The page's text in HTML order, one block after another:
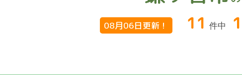
08月06日更新！ 11 件中 1